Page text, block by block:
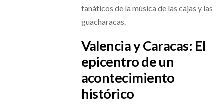
fanáticos de la música de las cajas y las
guacharacas.
Valencia y Caracas: El
epicentro de un
acontecimiento
histórico